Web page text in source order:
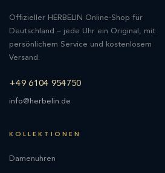
Offizieller HERBELIN Online-Shop für
Deutschland – jede Uhr ein Original, mit
persönlichem Service und kostenlosem
Versand.
+49 6104 954750
info@herbelin.de
KOLLEKTIONEN
Damenuhren